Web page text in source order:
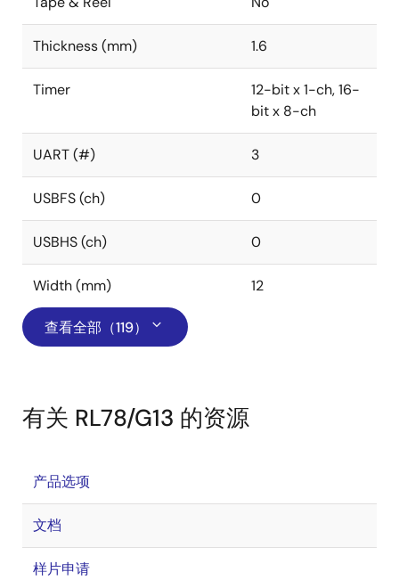
Thickness (mm) 1.6
Timer
12-bit x 1-ch, 16-
bit x 8-ch
UART (#) 3
USBFS (ch) 0
USBHS (ch) 0
Width (mm) 12
查看全部（119）
有关 RL78/G13 的资源
产品选项
文档
样片申请